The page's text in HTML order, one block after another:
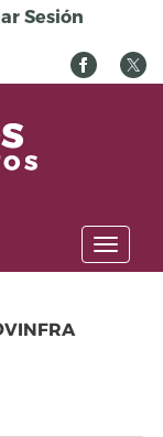
Sesión
Toggle